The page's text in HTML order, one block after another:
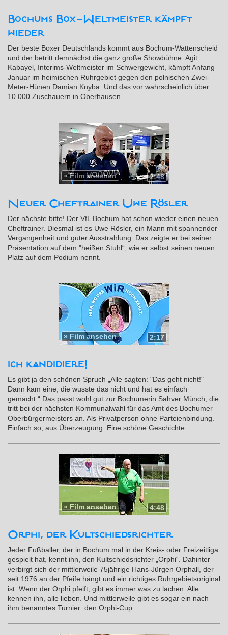
Bochums Box-Weltmeister kämpft
wieder
Der beste Boxer Deutschlands kommt aus Bochum-Wattenscheid
und der betritt demnächst die ganz große Showbühne. Agit
Kabayel, Interims-Weltmeister im Schwergewicht, kämpft Anfang
Januar im heimischen Ruhrgebiet gegen den polnischen Zwei-
Meter-Hünen Damian Knyba. Und das vor wahrscheinlich über
10.000 Zuschauern in Oberhausen.
2:48
»Film ansehen
Neuer Cheftrainer Uwe Rösler
Der nächste bitte! Der VfL Bochum hat schon wieder einen neuen
Cheftrainer. Diesmal ist es Uwe Rösler, ein Mann mit spannender
Vergangenheit und guter Ausstrahlung. Das zeigte er bei seiner
Präsentation auf dem "heißen Stuhl“, wie er selbst seinen neuen
Platz auf dem Podium nennt.
2:17
» Film ansehen
ich kandidiere!
Es gibt ja den schönen Spruch „Alle sagten: "Das geht nicht!"
Dann kam eine, die wusste das nicht und hat es einfach
gemacht.“ Das passt wohl gut zur Bochumerin Sahver Münch, die
tritt bei der nächsten Kommunalwahl für das Amt des Bochumer
Oberbürgermeisters an. Als Privatperson ohne Parteienbindung.
Einfach so, aus Überzeugung. Eine schöne Geschichte.
4:48
» Film ansehen
Orphi, der Kultschiedsrichter
Jeder Fußballer, der in Bochum mal in der Kreis- oder Freizeitliga
gespielt hat, kennt ihn, den Kultschiedsrichter „Orphi“. Dahinter
verbirgt sich der mittlerweile 75jährige Hans-Jürgen Orphall, der
seit 1976 an der Pfeife hängt und ein richtiges Ruhrgebietsoriginal
ist. Wenn der Orphi pfeift, gibt es immer was zu lachen. Alle
kennen ihn, alle lieben. Und mittlerweile gibt es sogar ein nach
ihm benanntes Turnier: den Orphi-Cup.